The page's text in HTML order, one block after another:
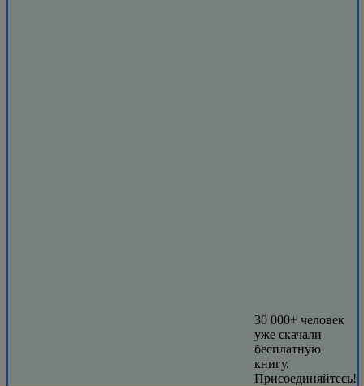
30 000+ человек
уже скачали
бесплатную
книгу.
Присоединяйтесь!